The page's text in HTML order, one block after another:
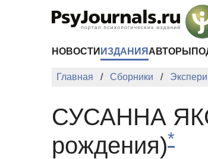
НОВОСТИ ИЗДАНИЯ АВТОРЫ
Главная Сборники
СУСАННА
рождения)*